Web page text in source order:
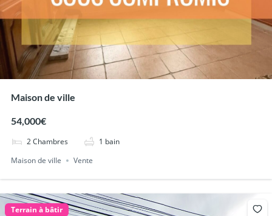
Maison de ville
54,000€
2Chambres 1 bain
Maison de ville
Vente
Terrain à bâtir